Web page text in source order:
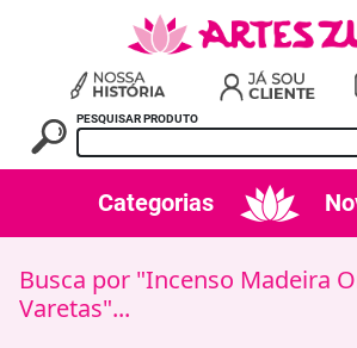
PESQUISAR PRODUTO
Categorias
Busca por "Incenso Madeira
Varetas"...